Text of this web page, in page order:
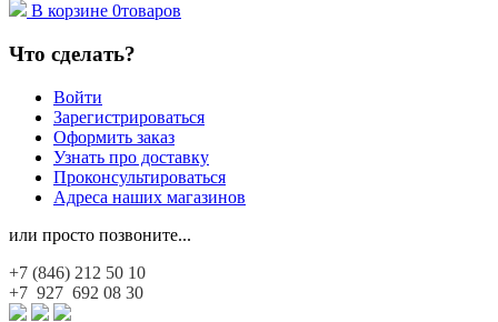
В корзине 0товаров
Что сделать?
Войти
Зарегистрироваться
Оформить заказ
Узнать про доставку
Проконсультироваться
Адреса наших магазинов
или просто позвоните...
+7 (846) 212 50 10
+7 927 692 08 30